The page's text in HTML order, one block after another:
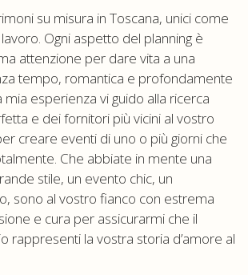
su misura in Toscana, unici come
Ogni aspetto del planning è
attenzione per dare vita a una
tempo, romantica e profondamente
mia esperienza vi guido alla ricerca
e dei fornitori più vicini al vostro
creare eventi di uno o più giorni che
Che abbiate in mente una
stile, un evento chic, un
sono al vostro fianco con estrema
e cura per assicurarmi che il
rappresenti la vostra storia d’amore al